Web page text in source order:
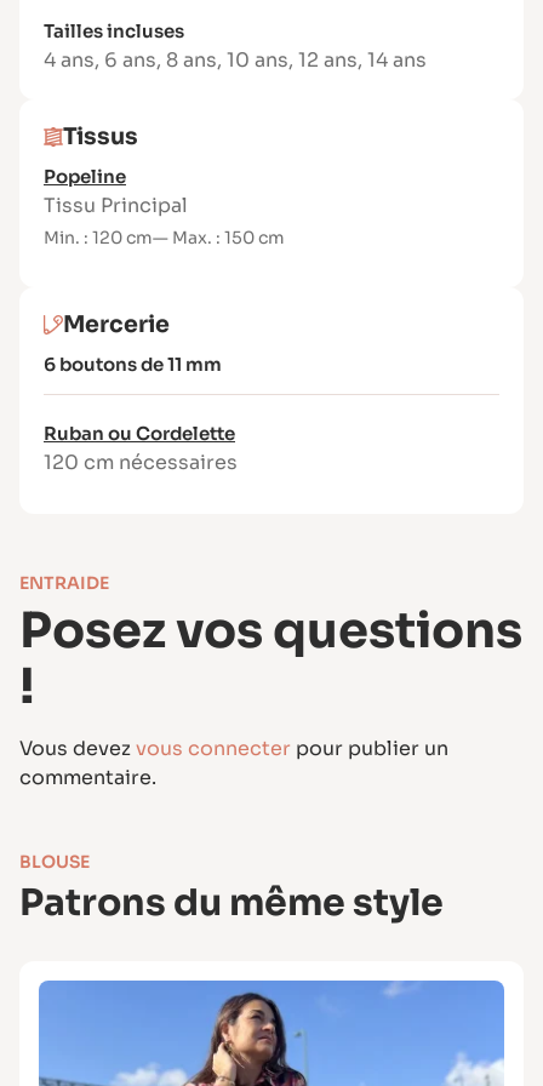
Tailles incluses
4 ans, 6 ans, 8 ans, 10 ans, 12 ans, 14 ans
Tissus
Popeline
Tissu Principal
Min. : 120 cm— Max. : 150 cm
Mercerie
6 boutons de 11 mm
Ruban ou Cordelette
120 cm nécessaires
ENTRAIDE
Posez vos questions
!
Vous devezvous connecter pour publier un
commentaire.
BLOUSE
Patrons du même style